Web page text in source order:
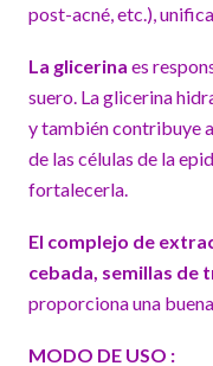
post-acné, etc.),
La glicerina es
suero. La glicerina
y también contribuye
de las células de la
fortalecerla.
El complejo de
cebada, semillas de
proporciona una
MODO DE USO :